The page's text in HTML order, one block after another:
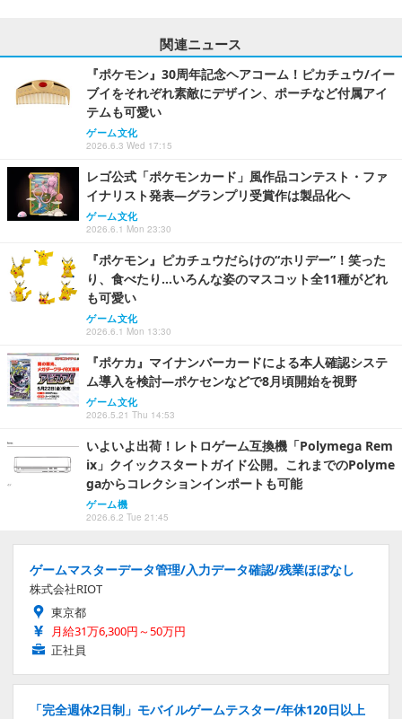
関連ニュース
『ポケモン』30周年記念ヘアコーム！ピカチュウ/イー
ブイをそれぞれ素敵にデザイン、ポーチなど付属アイ
テムも可愛い
ゲーム文化
2026.6.3 Wed 17:15
レゴ公式「ポケモンカード」風作品コンテスト・ファ
イナリスト発表―グランプリ受賞作は製品化へ
ゲーム文化
2026.6.1 Mon 23:30
『ポケモン』ピカチュウだらけの“ホリデー”！笑った
り、食べたり…いろんな姿のマスコット全11種がどれ
も可愛い
ゲーム文化
2026.6.1 Mon 13:30
『ポケカ』マイナンバーカードによる本人確認システ
ム導入を検討―ポケセンなどで8月頃開始を視野
ゲーム文化
2026.5.21 Thu 14:53
いよいよ出荷！レトロゲーム互換機「Polymega Rem
ix」クイックスタートガイド公開。これまでのPolyme
gaからコレクションインポートも可能
ゲーム機
2026.6.2 Tue 21:45
ゲームマスターデータ管理/入力データ確認/残業ほぼなし
株式会社RIOT
東京都
月給31万6,300円～50万円
正社員
「完全週休2日制」モバイルゲームテスター/年休120日以上